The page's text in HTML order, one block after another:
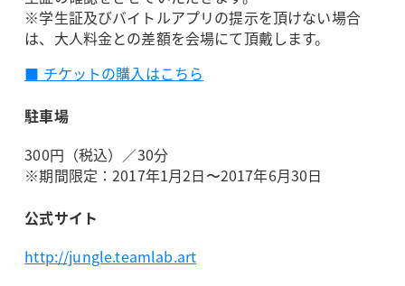
※学生証及びバイトルアプリの提示を頂けない場合
は、大人料金との差額を会場にて頂戴します。
■ チケットの購入はこちら
駐車場
300円（税込）／30分
※期間限定：2017年1月2日〜2017年6月30日
公式サイト
http://jungle.teamlab.art